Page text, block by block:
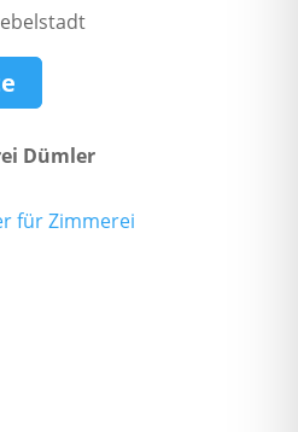
Dümler
für Zimmerei